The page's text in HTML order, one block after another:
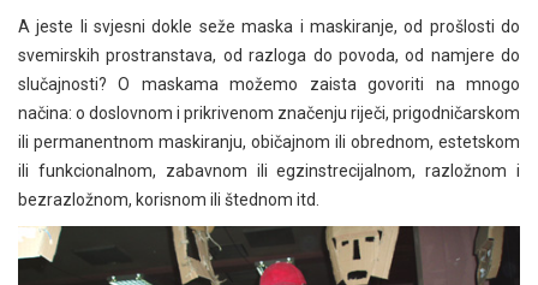
A jeste li svjesni dokle seže maska i maskiranje, od prošlosti do
svemirskih prostranstava, od razloga do povoda, od namjere do
slučajnosti? O maskama možemo zaista govoriti na mnogo
načina: o doslovnom i prikrivenom značenju riječi, prigodničarskom
ili permanentnom maskiranju, običajnom ili obrednom, estetskom
ili funkcionalnom, zabavnom ili egzinstrecijalnom, razložnom i
bezrazložnom, korisnom ili štednom itd.